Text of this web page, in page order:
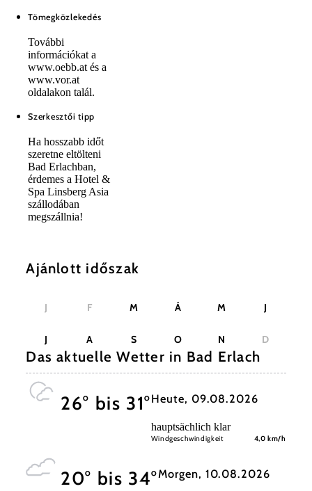
Tömegközlekedés
További
információkat a
www.oebb.at és a
www.vor.at
oldalakon talál.
Szerkesztői tipp
Ha hosszabb időt
szeretne eltölteni
Bad Erlachban,
érdemes a Hotel &
Spa Linsberg Asia
szállodában
megszállnia!
Ajánlott időszak
J F M Á M J
J A S O N D
Das aktuelle Wetter in Bad Erlach
26° bis 31°Heute, 09.08.2026
hauptsächlich klar
Windgeschwindigkeit 4,0 km/h
20° bis 34°Morgen, 10.08.2026